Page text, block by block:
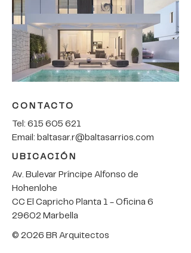
CONTACTO
Tel: 615 605 621
Email: baltasar.r@baltasarrios.com
UBICACIÓN
Av. Bulevar Príncipe Alfonso de
Hohenlohe
CC El Capricho Planta 1 - Oficina 6
29602 Marbella
© 2026 BR Arquitectos